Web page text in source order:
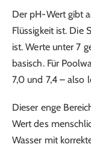
Der pH-Wert gibt
Flüssigkeit ist. Die
ist. Werte unter 7
basisch. Für
7,0 und 7,4 – also
Dieser enge
Wert des
Wasser mit